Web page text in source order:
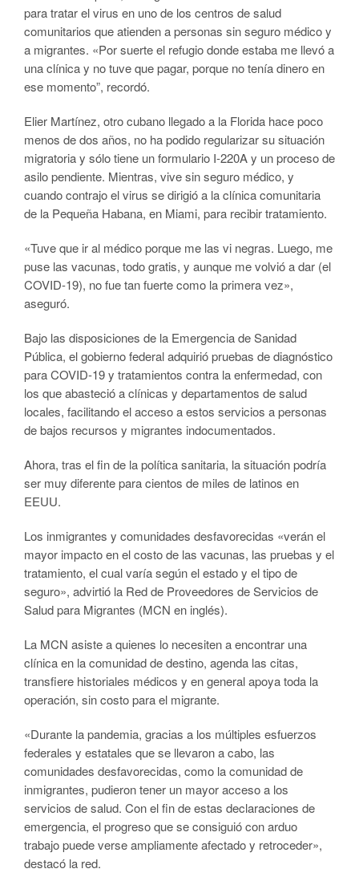
para tratar el virus en uno de los centros de salud
comunitarios que atienden a personas sin seguro médico y
a migrantes. «Por suerte el refugio donde estaba me llevó a
una clínica y no tuve que pagar, porque no tenía dinero en
ese momento”, recordó.
Elier Martínez, otro cubano llegado a la Florida hace poco
menos de dos años, no ha podido regularizar su situación
migratoria y sólo tiene un formulario I-220A y un proceso de
asilo pendiente. Mientras, vive sin seguro médico, y
cuando contrajo el virus se dirigió a la clínica comunitaria
de la Pequeña Habana, en Miami, para recibir tratamiento.
«Tuve que ir al médico porque me las vi negras. Luego, me
puse las vacunas, todo gratis, y aunque me volvió a dar (el
COVID-19), no fue tan fuerte como la primera vez»,
aseguró.
Bajo las disposiciones de la Emergencia de Sanidad
Pública, el gobierno federal adquirió pruebas de diagnóstico
para COVID-19 y tratamientos contra la enfermedad, con
los que abasteció a clínicas y departamentos de salud
locales, facilitando el acceso a estos servicios a personas
de bajos recursos y migrantes indocumentados.
Ahora, tras el fin de la política sanitaria, la situación podría
ser muy diferente para cientos de miles de latinos en
EEUU.
Los inmigrantes y comunidades desfavorecidas «verán el
mayor impacto en el costo de las vacunas, las pruebas y el
tratamiento, el cual varía según el estado y el tipo de
seguro», advirtió la Red de Proveedores de Servicios de
Salud para Migrantes (MCN en inglés).
La MCN asiste a quienes lo necesiten a encontrar una
clínica en la comunidad de destino, agenda las citas,
transfiere historiales médicos y en general apoya toda la
operación, sin costo para el migrante.
«Durante la pandemia, gracias a los múltiples esfuerzos
federales y estatales que se llevaron a cabo, las
comunidades desfavorecidas, como la comunidad de
inmigrantes, pudieron tener un mayor acceso a los
servicios de salud. Con el fin de estas declaraciones de
emergencia, el progreso que se consiguió con arduo
trabajo puede verse ampliamente afectado y retroceder»,
destacó la red.